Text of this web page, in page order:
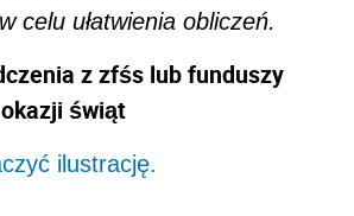
celu ułatwienia obliczeń.
z zfśs lub funduszy
świąt
ilustrację.